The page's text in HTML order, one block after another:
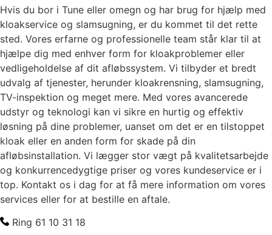
Hvis du bor i Tune eller omegn og har brug for hjælp med
kloakservice og slamsugning, er du kommet til det rette
sted. Vores erfarne og professionelle team står klar til at
hjælpe dig med enhver form for kloakproblemer eller
vedligeholdelse af dit afløbssystem. Vi tilbyder et bredt
udvalg af tjenester, herunder kloakrensning, slamsugning,
TV-inspektion og meget mere. Med vores avancerede
udstyr og teknologi kan vi sikre en hurtig og effektiv
løsning på dine problemer, uanset om det er en tilstoppet
kloak eller en anden form for skade på din
afløbsinstallation. Vi lægger stor vægt på kvalitetsarbejde
og konkurrencedygtige priser og vores kundeservice er i
top. Kontakt os i dag for at få mere information om vores
services eller for at bestille en aftale.
Ring 61 10 31 18